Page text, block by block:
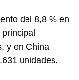
del 8,8 % en
y en China
unidades.